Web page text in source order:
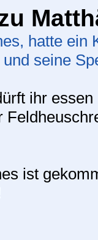
hatte ein
seine
ihr
ist